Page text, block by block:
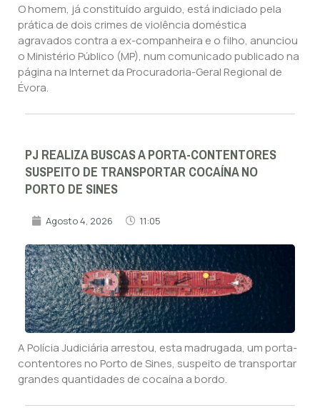
O homem, já constituído arguido, está indiciado pela
prática de dois crimes de violência doméstica
agravados contra a ex-companheira e o filho, anunciou
o Ministério Público (MP), num comunicado publicado na
página na Internet da Procuradoria-Geral Regional de
Évora.
PJ REALIZA BUSCAS A PORTA-CONTENTORES
SUSPEITO DE TRANSPORTAR COCAÍNA NO
PORTO DE SINES
Agosto 4, 2026 11:05
A Polícia Judiciária arrestou, esta madrugada, um porta-
contentores no Porto de Sines, suspeito de transportar
grandes quantidades de cocaína a bordo.